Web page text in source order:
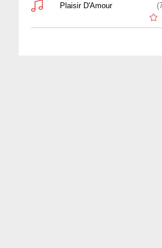
Plaisir D'Amour